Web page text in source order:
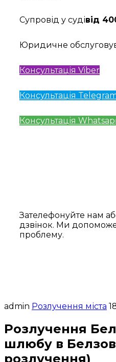
Супровід у судівід
Юридичне
Консультація Viber
Консультація
Консультація
Зателефонуйте нам
дзвінок. Ми
проблему.
admin Розлучення міста
Розлучення
шлюбу в
розлучення)